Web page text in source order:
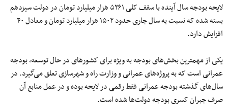
لایحه بودجه سال آینده با سقف کلی ۵۲۶۱ هزار میلیارد تومان در دولت سیزدهم
بسته شده که نسبت به سال جاری حدود ۱۵۰۲ هزار میلیارد تومان و معادل ۴۰
افزایش دارد.
یکی از مهمترین بخش‌های بودجه به ویژه برای کشورهای در حال توسعه، بودجه
عمرانی است که به پروژه‌های عمرانی و وزارت راه و شهرسازی تعلق می‌گیرد. در
سال‌های گذشته بودجه عمرانی فقط رقمی در لایحه بوده و در عمل منابع آن
صرف جبران کسری بودجه دولت‌ها شده است.